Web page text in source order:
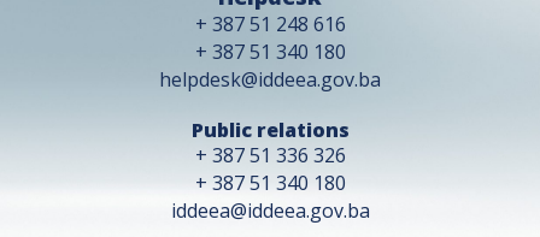
+ 387 51 248 616
+ 387 51 340 180
helpdesk@iddeea.gov.ba
Public relations
+ 387 51 336 326
+ 387 51 340 180
iddeea@iddeea.gov.ba